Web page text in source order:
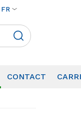
FR
CONTACT